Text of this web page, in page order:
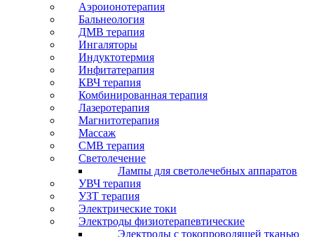
Аэроионотерапия
Бальнеология
ДМВ терапия
Ингаляторы
Индуктотермия
Инфитатерапия
КВЧ терапия
Комбинированная терапия
Лазеротерапия
Магнитотерапия
Массаж
СМВ терапия
Светолечение
Лампы для светолечебных аппаратов
УВЧ терапия
УЗТ терапия
Электрические токи
Электроды физиотерапевтические
Электроды с токопроводящей тканью